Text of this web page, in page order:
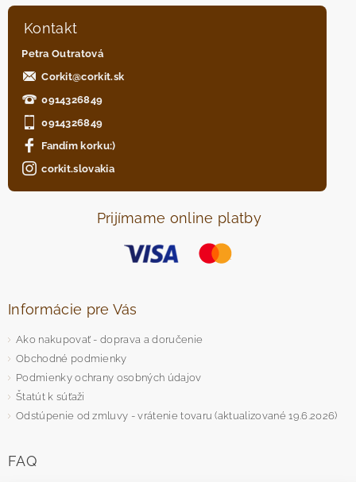
Kontakt
Petra Outratová
Corkit@corkit.sk
0914326849
0914326849
Fandím korku:)
corkit.slovakia
Prijímame online platby
Informácie pre Vás
Ako nakupovať - doprava a doručenie
Obchodné podmienky
Podmienky ochrany osobných údajov
Štatút k súťaži
Odstúpenie od zmluvy - vrátenie tovaru (aktualizované 19.6.2026)
FAQ